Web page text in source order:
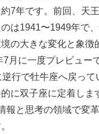
7年です。前回、天
は1941〜1949年で
の大きな変化と象徴
7月に一度プレビュー
逆行で牡牛座へ戻って
に双子座に定着しま
報と思考の領域で変